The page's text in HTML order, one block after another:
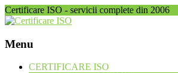
Certificare ISO - servicii complete din 2006
Menu
Skip
CERTIFICARE ISO